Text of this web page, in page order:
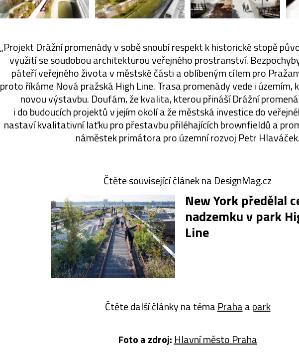
„Projekt Drážní promenády v sobě snoubí respekt k historické stopě
využití se soudobou architekturou veřejného prostranství.
páteří veřejného života v městské části a oblíbeným cílem pro
proto říkáme Nová pražská High Line. Trasa promenády vede i územím,
novou výstavbu. Doufám, že kvalita, kterou přináší Drážní
i do budoucích projektů v jejím okolí a že městská investice do
nastaví kvalitativní laťku pro přestavbu přiléhajících brownfieldů a
náměstek primátora pro územní rozvoj Petr
Čtěte související článek na DesignMag.cz
New York předělal
nadzemku v park
Line
Čtěte další články na téma Prahaapark
Foto a zdroj: Hlavní město Praha